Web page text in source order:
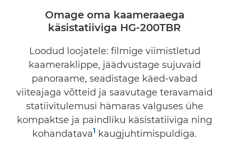
Omage oma kaameraaega
käsistatiiviga HG-200TBR
Loodud loojatele: filmige viimistletud
kaameraklippe, jäädvustage sujuvaid
panoraame, seadistage käed-vabad
viiteajaga võtteid ja saavutage teravamaid
statiivitulemusi hämaras valguses ühe
kompaktse ja paindliku käsistatiiviga ning
kohandatava1 kaugjuhtimispuldiga.